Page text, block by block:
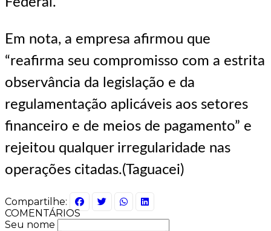
Em nota, a empresa afirmou que
“reafirma seu compromisso com a estrita
observância da legislação e da
regulamentação aplicáveis aos setores
financeiro e de meios de pagamento” e
rejeitou qualquer irregularidade nas
operações citadas.(Taguacei)
Compartilhe:
COMENTÁRIOS
Seu nome